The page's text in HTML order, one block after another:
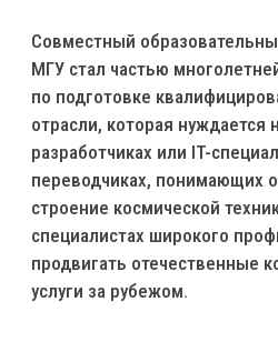
Совместный
МГУ стал частью
по подготовке
отрасли, которая нуждается
разработчиках или IT-
переводчиках, понимающих
строение космической
специалистах широкого
продвигать отечественные
услуги за рубежом.